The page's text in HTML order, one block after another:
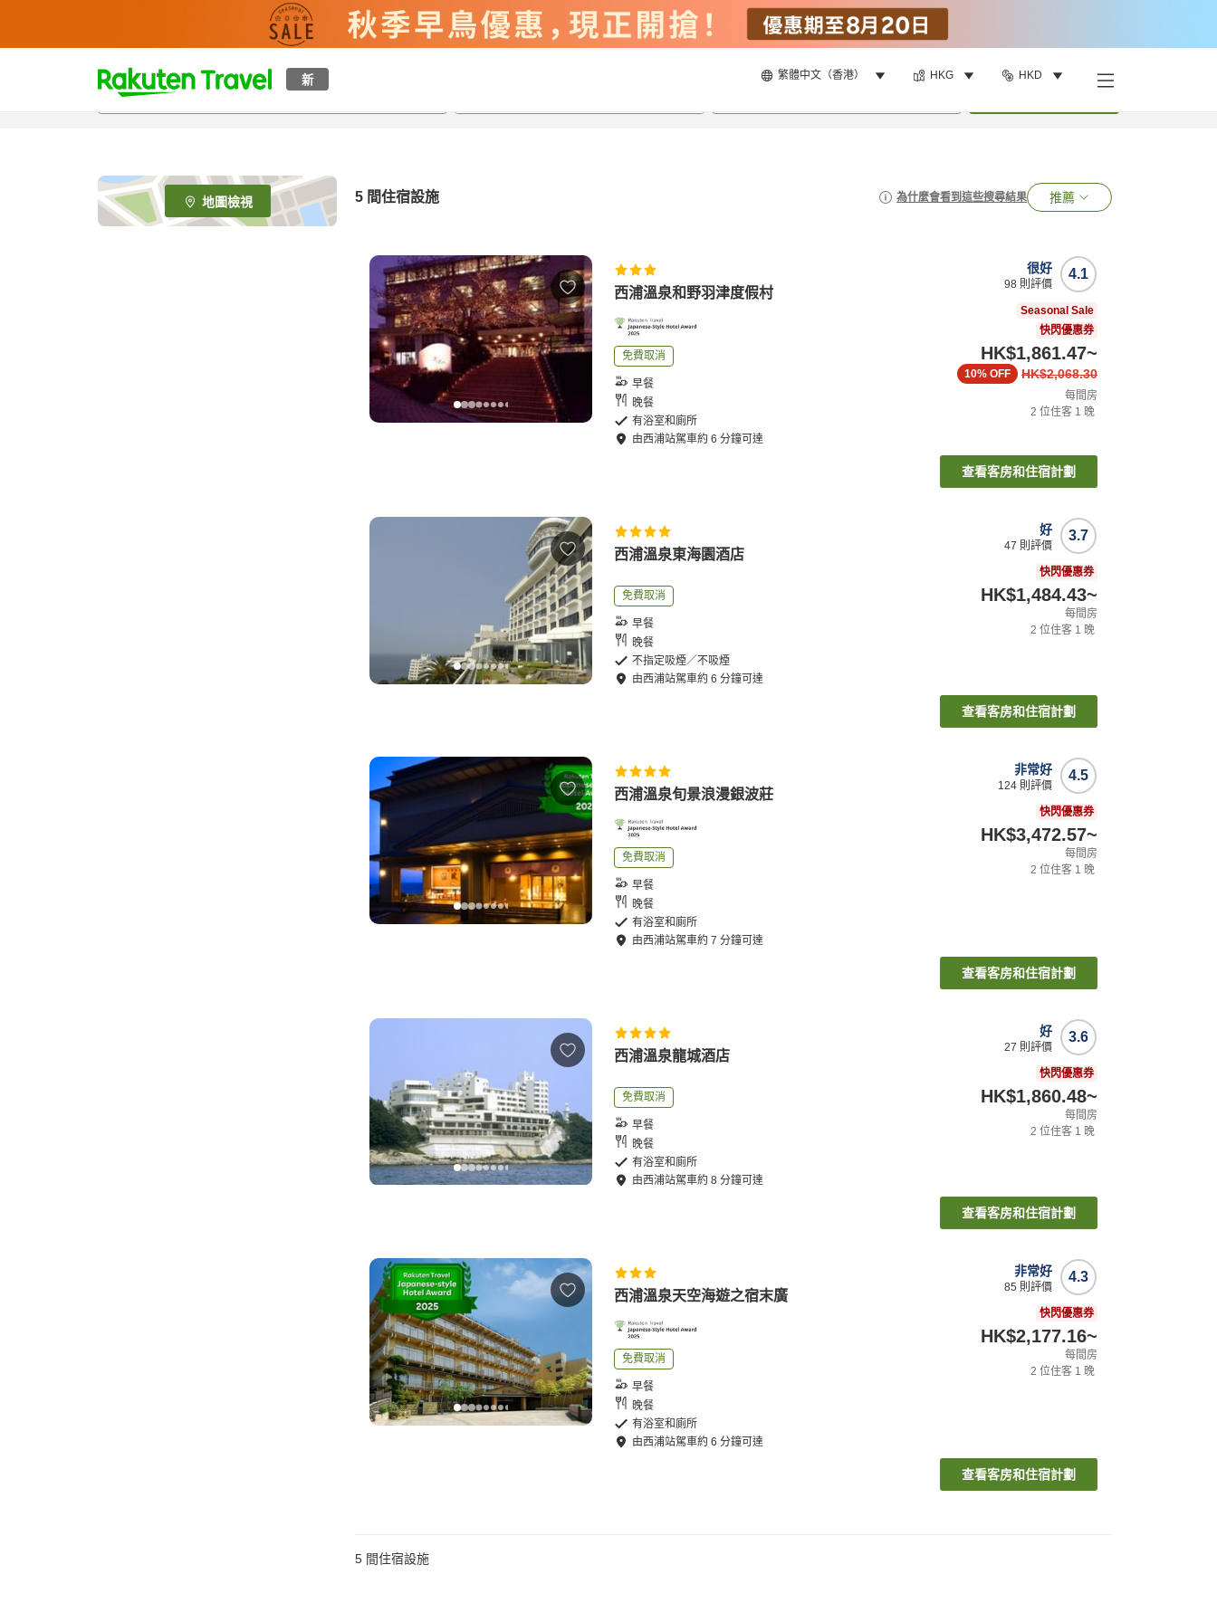
新 繁體中文（香港） HKG HKD
t
p
e
_
s
地圖檢視 5 間住宿設施 為什麼會看到這些搜尋結果 推薦
西浦溫泉和野羽津度假村
免費取消
早餐
晚餐
有浴室和廁所
由西浦站駕車約6 分鐘可達
4.1
很好
98 則評價
Seasonal Sale
快閃優惠券
HK$1,861.47~
HK$2,068.30
10% OFF
每間房
2 位住客 1 晚
查看客房和住宿計劃
西浦溫泉東海園酒店
免費取消
早餐
晚餐
不指定吸煙／不吸煙
由西浦站駕車約6 分鐘可達
3.7
好
47 則評價
快閃優惠券
HK$1,484.43~
每間房
2 位住客 1 晚
查看客房和住宿計劃
西浦溫泉旬景浪漫銀波莊
免費取消
早餐
晚餐
有浴室和廁所
由西浦站駕車約7 分鐘可達
4.5
非常好
124 則評價
快閃優惠券
HK$3,472.57~
每間房
2 位住客 1 晚
查看客房和住宿計劃
西浦溫泉龍城酒店
免費取消
早餐
晚餐
有浴室和廁所
由西浦站駕車約8 分鐘可達
3.6
好
27 則評價
快閃優惠券
HK$1,860.48~
每間房
2 位住客 1 晚
查看客房和住宿計劃
西浦溫泉天空海遊之宿末廣
免費取消
早餐
晚餐
有浴室和廁所
由西浦站駕車約6 分鐘可達
4.3
非常好
85 則評價
快閃優惠券
HK$2,177.16~
每間房
2 位住客 1 晚
查看客房和住宿計劃
5 間住宿設施